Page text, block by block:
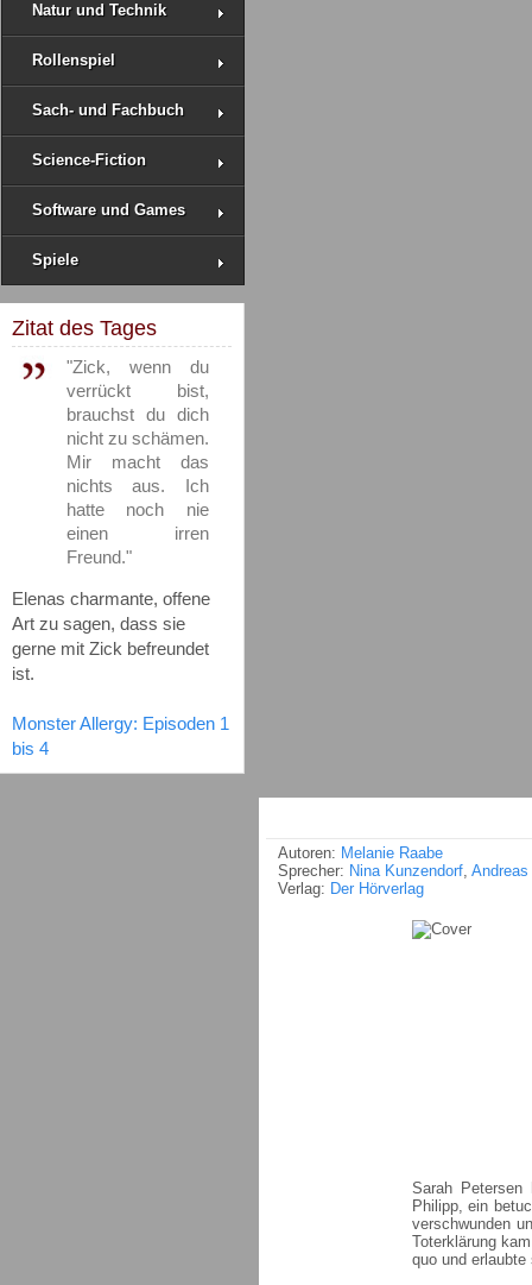
Natur und Technik
Rollenspiel
Sach- und Fachbuch
Science-Fiction
Software und Games
Spiele
Zitat des Tages
"Zick, wenn du
verrückt bist,
brauchst du dich
nicht zu schämen.
Mir macht das
nichts aus. Ich
hatte noch nie
einen irren
Freund."
Elenas charmante, offene
Art zu sagen, dass sie
gerne mit Zick befreundet
ist.
Monster Allergy: Episoden 1
bis 4
Autoren: Melanie Raabe
Sprecher: Nina Kunzendorf,
Verlag: Der Hörverlag
Sarah
Philipp, ein
verschwunden
Toterklärung
quo und